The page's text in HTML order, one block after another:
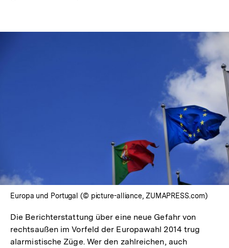
Europa und Portugal (© picture-alliance, ZUMAPRESS.com)
Die Berichterstattung über eine neue Gefahr von
rechtsaußen im Vorfeld der Europawahl 2014 trug
alarmistische Züge. Wer den zahlreichen, auch